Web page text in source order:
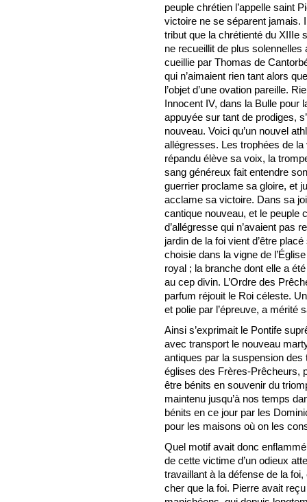
peuple chrétien l’appelle saint
victoire ne se séparent jamais.
tribut que la chrétienté du XIIIe
ne recueillit de plus
cueillie par Thomas de
qui n’aimaient rien tant alors
l’objet d’une ovation pareille.
Innocent IV, dans la Bulle pour
appuyée sur tant de prodiges,
nouveau. Voici qu’un nouvel
allégresses. Les trophées de
répandu élève sa voix, la
sang généreux fait entendre
guerrier proclame sa gloire, et
acclame sa victoire. Dans sa
cantique nouveau, et le peuple
d’allégresse qui n’avaient pas
jardin de la foi vient d’être
choisie dans la vigne de
royal ; la branche dont elle a
au cep divin. L’Ordre des
parfum réjouit le Roi céleste.
et polie par l’épreuve, a mérité
Ainsi s’exprimait le Pontife
avec transport le nouveau
antiques par la suspension
églises des Frères-Prêcheurs,
être bénits en souvenir du
maintenu jusqu’à nos temps
bénits en ce jour par les
pour les maisons où on les
Quel motif avait donc
de cette victime d’un odieux
travaillant à la défense de la
cher que la foi. Pierre avait